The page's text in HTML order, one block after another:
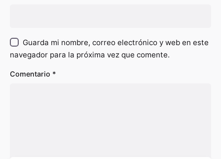
Guarda mi nombre, correo electrónico y web en este
navegador para la próxima vez que comente.
Comentario *